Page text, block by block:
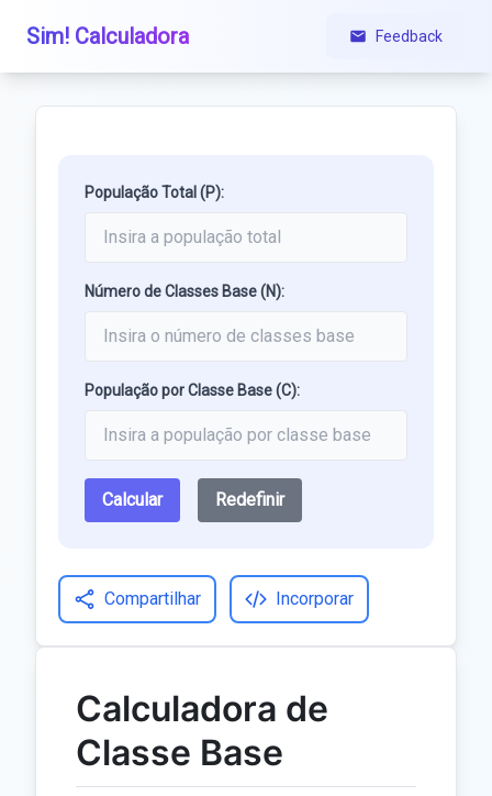
Sim! Calculadora Feedback
População Total (P):
Número de Classes Base (N):
População por Classe Base (C):
Calcular Redefinir
Compartilhar Incorporar
Calculadora de
Classe Base